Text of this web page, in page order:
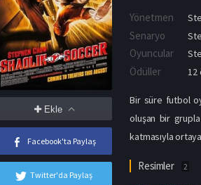
Ekle
Facebook'ta Paylaş
Twitter'da Paylaş
Yönetmen
Senaryo
Oyuncular
Ödüller 12
Bir süre futbol
oluşan bir
katmasıyla
Resimler 2